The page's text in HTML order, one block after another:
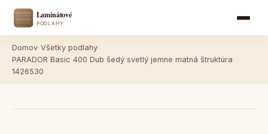
Domov Všetky podlahy
PARADOR Basic 400 Dub šedý svetlý jemne matná štruktúra
1426530